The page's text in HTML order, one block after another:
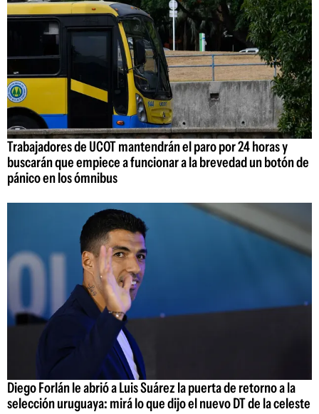
Trabajadores de UCOT mantendrán el paro por 24 horas y
buscarán que empiece a funcionar a la brevedad un botón de
pánico en los ómnibus
Diego Forlán le abrió a Luis Suárez la puerta de retorno a la
selección uruguaya: mirá lo que dijo el nuevo DT de la celeste